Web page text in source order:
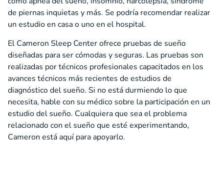
de piernas inquietas y más. Se podría recomendar realizar
un estudio en casa o uno en el hospital.
El Cameron Sleep Center ofrece pruebas de sueño
diseñadas para ser cómodas y seguras. Las pruebas son
realizadas por técnicos profesionales capacitados en los
avances técnicos más recientes de estudios de
diagnóstico del sueño. Si no está durmiendo lo que
necesita, hable con su médico sobre la participación en un
estudio del sueño. Cualquiera que sea el problema
relacionado con el sueño que esté experimentando,
Cameron está aquí para apoyarlo.